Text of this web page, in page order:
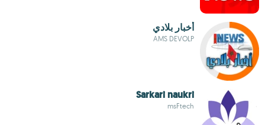
أخبار بلادي
AMS DEVOLP
Sarkari naukri
msFtech